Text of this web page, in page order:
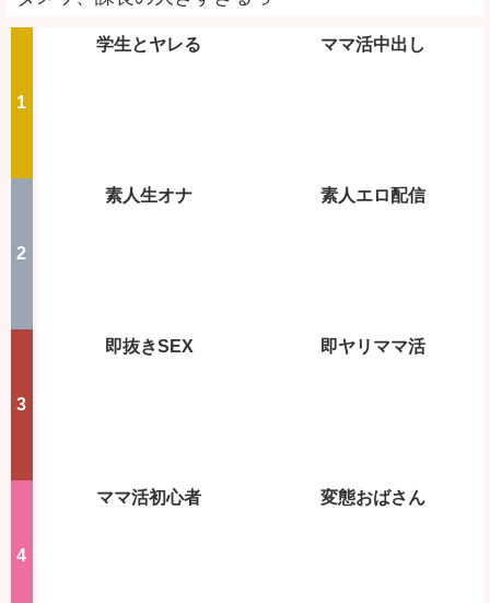
学生とヤレる ママ活中出し
素人生オナ 素人エロ配信
即抜きSEX 即ヤリママ活
ママ活初心者 変態おばさん